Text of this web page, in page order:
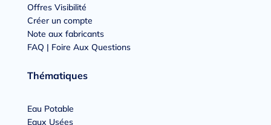
Offres Visibilité
Créer un compte
Note aux fabricants
FAQ | Foire Aux Questions
Thématiques
Eau Potable
Eaux Usées